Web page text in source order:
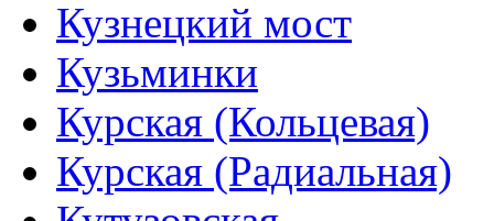
Кузнецкий мост
Кузьминки
Курская (Кольцевая)
Курская (Радиальная)